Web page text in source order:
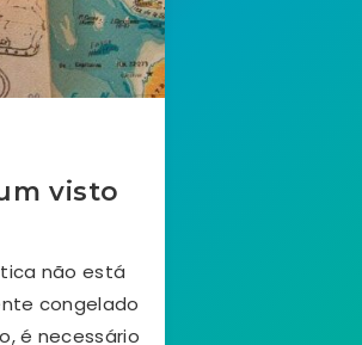
visto
não está
congelado
é necessário